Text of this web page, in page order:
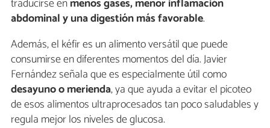
traducirse enmenos gases, menor inflamación
abdominal y una digestión más favorable.
Además, el kéfir es un alimento versátil que puede
consumirse en diferentes momentos del día. Javier
Fernández señala que es especialmente útil como
desayuno o merienda, ya que ayuda a evitar el picoteo
de esos alimentos ultraprocesados tan poco saludables y
regula mejor los niveles de glucosa.